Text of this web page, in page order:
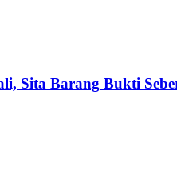
Sita Barang Bukti